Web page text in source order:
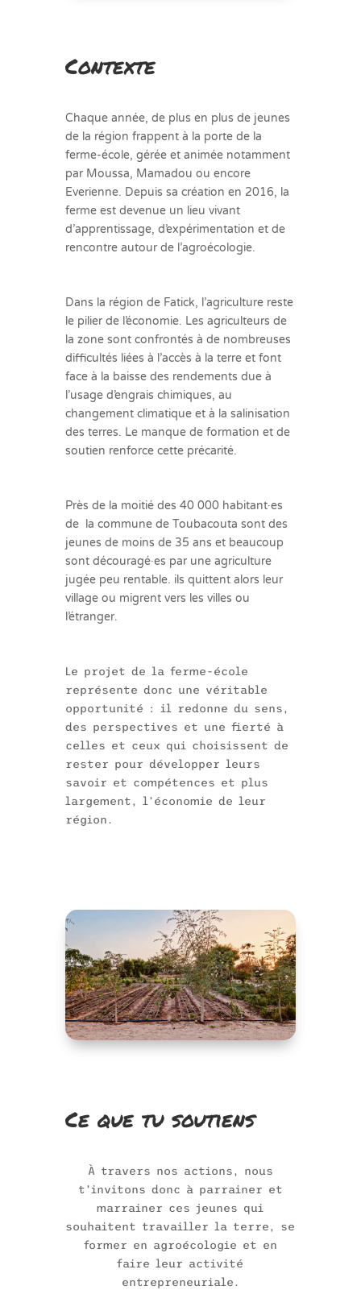
Contexte
Chaque année, de plus en plus de jeunes
de la région frappent à la porte de la
ferme-école, gérée et animée notamment
par Moussa, Mamadou ou encore
Everienne. Depuis sa création en 2016, la
ferme est devenue un lieu vivant
d’apprentissage, d’expérimentation et de
rencontre autour de l’agroécologie.
Dans la région de Fatick, l’agriculture reste
le pilier de l’économie. Les agriculteurs de
la zone sont confrontés à de nombreuses
difficultés liées à l’accès à la terre et font
face à la baisse des rendements due à
l’usage d’engrais chimiques, au
changement climatique et à la salinisation
des terres. Le manque de formation et de
soutien renforce cette précarité.
Près de la moitié des 40 000 habitant·es
de la commune de Toubacouta sont des
jeunes de moins de 35 ans et beaucoup
sont découragé·es par une agriculture
jugée peu rentable. ils quittent alors leur
village ou migrent vers les villes ou
l’étranger.
Le projet de la ferme-école
représente donc une véritable
opportunité : il redonne du sens,
des perspectives et une fierté à
celles et ceux qui choisissent de
rester pour développer leurs
savoir et compétences et plus
largement, l’économie de leur
région.
Ce que tu soutiens
À travers nos actions, nous
t’invitons donc à parrainer et
marrainer ces jeunes qui
souhaitent travailler la terre, se
former en agroécologie et en
faire leur activité
entrepreneuriale.